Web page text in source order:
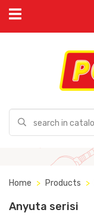
Home Products
Anyuta serisi